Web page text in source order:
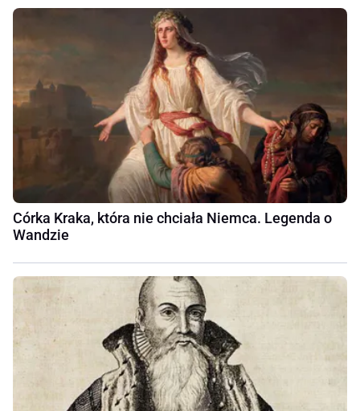
Córka Kraka, która nie chciała Niemca. Legenda o
Wandzie